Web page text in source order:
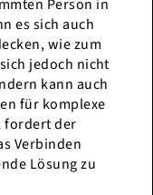
Person in
es sich auch
wie zum
jedoch nicht
kann auch
für komplexe
fordert der
Verbinden
Lösung zu